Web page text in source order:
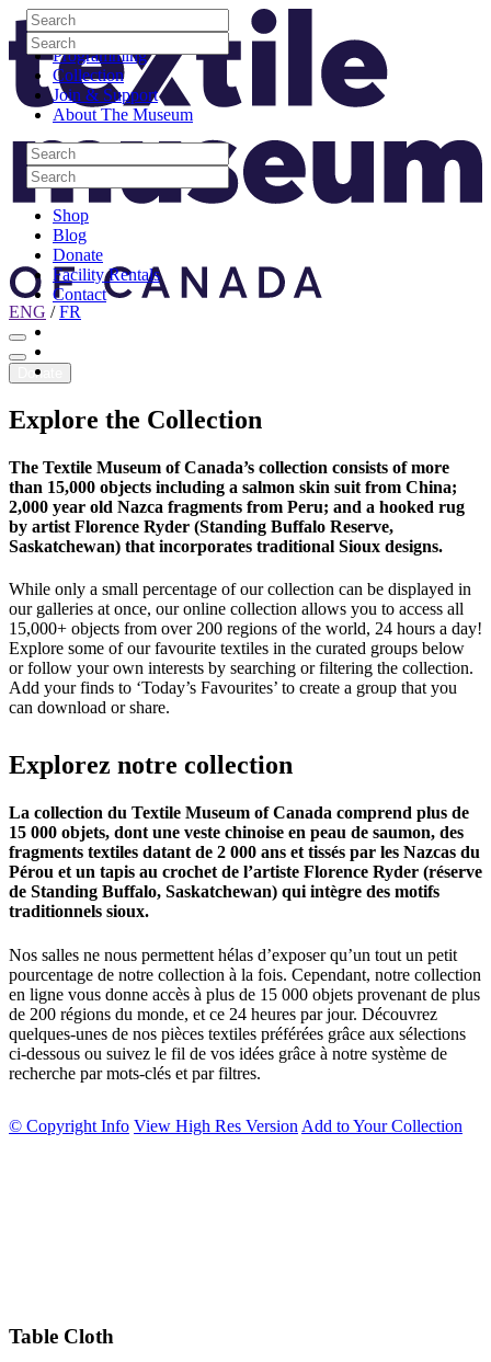
Skip to content
Visit
Programming
Collection
Join & Support
About The Museum
Search
Search
Search
Search
Shop
Blog
Donate
Facility Rentals
Contact
Youtube
Search
Search
Search
Search
Site Logo
ENG /FR
Donate
Explore the Collection
The Textile Museum of Canada’s collection consists of more
than 15,000 objects including a salmon skin suit from China;
2,000 year old Nazca fragments from Peru; and a hooked rug
by artist Florence Ryder (Standing Buffalo Reserve,
Saskatchewan) that incorporates traditional Sioux designs.
While only a small percentage of our collection can be displayed in
our galleries at once, our online collection allows you to access all
15,000+ objects from over 200 regions of the world, 24 hours a day!
Explore some of our favourite textiles in the curated groups below
or follow your own interests by searching or filtering the collection.
Add your finds to ‘Today’s Favourites’ to create a group that you
can download or share.
Explorez notre collection
La collection du Textile Museum of Canada comprend plus de
15 000 objets, dont une veste chinoise en peau de saumon, des
fragments textiles datant de 2 000 ans et tissés par les Nazcas du
Pérou et un tapis au crochet de l’artiste Florence Ryder (réserve
de Standing Buffalo, Saskatchewan) qui intègre des motifs
traditionnels sioux.
Nos salles ne nous permettent hélas d’exposer qu’un tout un petit
pourcentage de notre collection à la fois. Cependant, notre collection
en ligne vous donne accès à plus de 15 000 objets provenant de plus
de 200 régions du monde, et ce 24 heures par jour. Découvrez
quelques-unes de nos pièces textiles préférées grâce aux sélections
ci-dessous ou suivez le fil de vos idées grâce à notre système de
recherche par mots-clés et par filtres.
© Copyright Info View High Res Version Add to Your Collection
Table Cloth